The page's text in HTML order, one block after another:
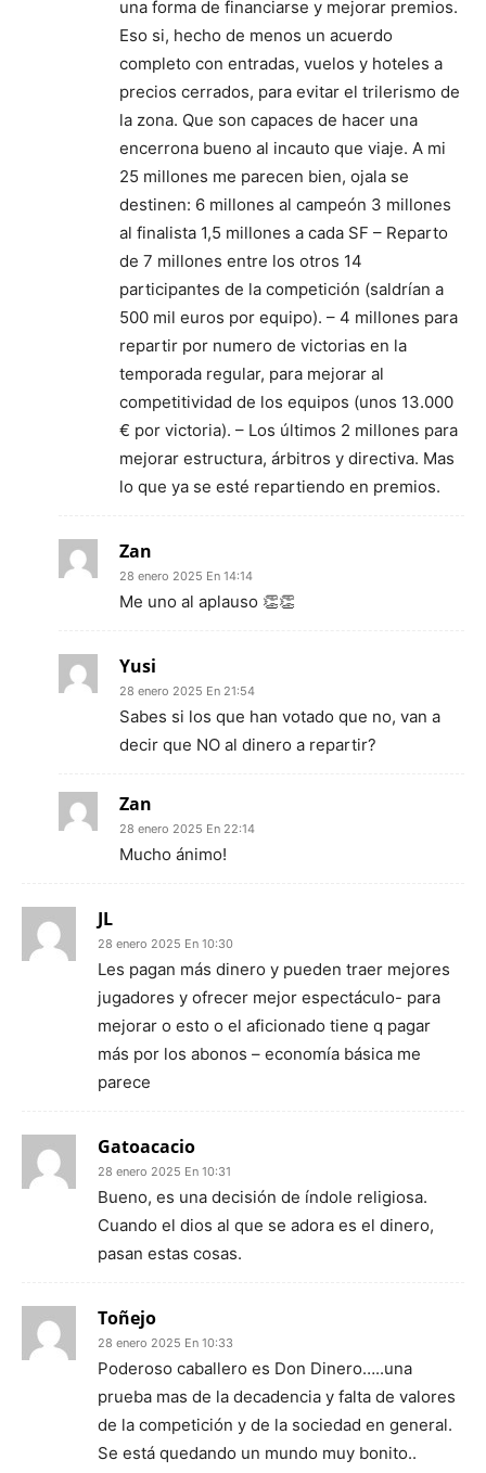
una forma de financiarse y mejorar premios.
Eso si, hecho de menos un acuerdo
completo con entradas, vuelos y hoteles a
precios cerrados, para evitar el trilerismo de
la zona. Que son capaces de hacer una
encerrona bueno al incauto que viaje. A mi
25 millones me parecen bien, ojala se
destinen: 6 millones al campeón 3 millones
al finalista 1,5 millones a cada SF – Reparto
de 7 millones entre los otros 14
participantes de la competición (saldrían a
500 mil euros por equipo). – 4 millones para
repartir por numero de victorias en la
temporada regular, para mejorar al
competitividad de los equipos (unos 13.000
€ por victoria). – Los últimos 2 millones para
mejorar estructura, árbitros y directiva. Mas
lo que ya se esté repartiendo en premios.
Zan
28 enero 2025 En 14:14
Me uno al aplauso 👏👏
Yusi
28 enero 2025 En 21:54
Sabes si los que han votado que no, van a
decir que NO al dinero a repartir?
Zan
28 enero 2025 En 22:14
Mucho ánimo!
JL
28 enero 2025 En 10:30
Les pagan más dinero y pueden traer mejores
jugadores y ofrecer mejor espectáculo- para
mejorar o esto o el aficionado tiene q pagar
más por los abonos – economía básica me
parece
Gatoacacio
28 enero 2025 En 10:31
Bueno, es una decisión de índole religiosa.
Cuando el dios al que se adora es el dinero,
pasan estas cosas.
Toñejo
28 enero 2025 En 10:33
Poderoso caballero es Don Dinero…..una
prueba mas de la decadencia y falta de valores
de la competición y de la sociedad en general.
Se está quedando un mundo muy bonito..